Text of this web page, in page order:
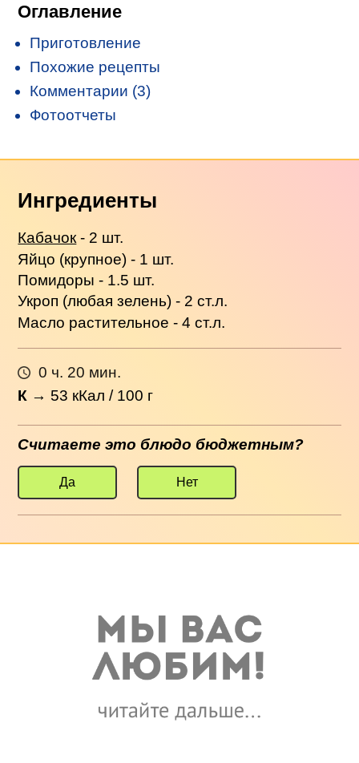
Оглавление
Приготовление
Похожие рецепты
Комментарии (3)
Фотоотчеты
Ингредиенты
Кабачок - 2 шт.
Яйцо (крупное) - 1 шт.
Помидоры - 1.5 шт.
Укроп (любая зелень) - 2 ст.л.
Масло растительное - 4 ст.л.
0 ч. 20 мин.
К → 53 кКал / 100 г
Считаете это блюдо бюджетным?
Да Нет